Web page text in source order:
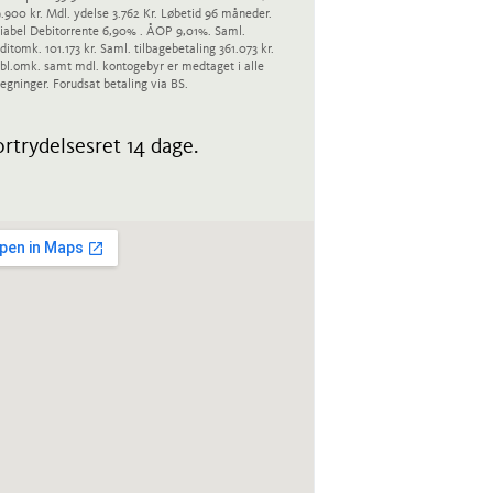
kr. Mdl. ydelse 3.762 Kr. Løbetid 96 måneder.
Debitorrente 6,90% . ÅOP 9,01%. Saml.
101.173 kr. Saml. tilbagebetaling 361.073 kr.
samt mdl. kontogebyr er medtaget i alle
Forudsat betaling via BS.
14 dage.